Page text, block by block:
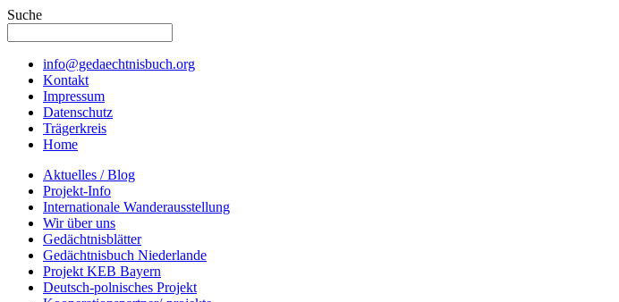
Suche
info@gedaechtnisbuch.org
Kontakt
Impressum
Datenschutz
Trägerkreis
Home
Aktuelles / Blog
Projekt-Info
Internationale Wanderausstellung
Wir über uns
Gedächtnisblätter
Gedächtnisbuch Niederlande
Projekt KEB Bayern
Deutsch-polnisches Projekt